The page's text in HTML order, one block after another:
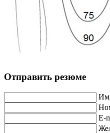
Отправить резюме
E-